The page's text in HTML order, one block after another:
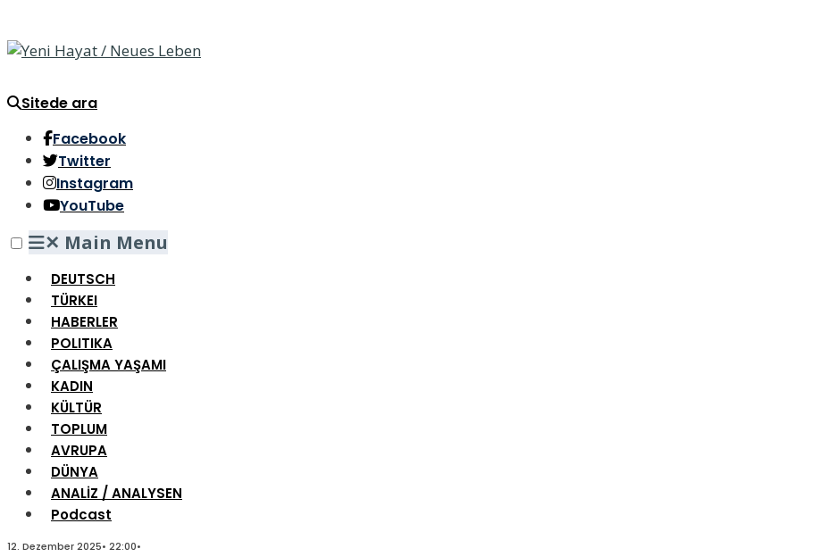
Sitede ara
Facebook
Twitter
Instagram
YouTube
✕ Main Menu
DEUTSCH
TÜRKEI
HABERLER
POLITIKA
ÇALIŞMA YAŞAMI
KADIN
KÜLTÜR
TOPLUM
AVRUPA
DÜNYA
ANALİZ / ANALYSEN
Podcast
12. Dezember 2025• 22:00•